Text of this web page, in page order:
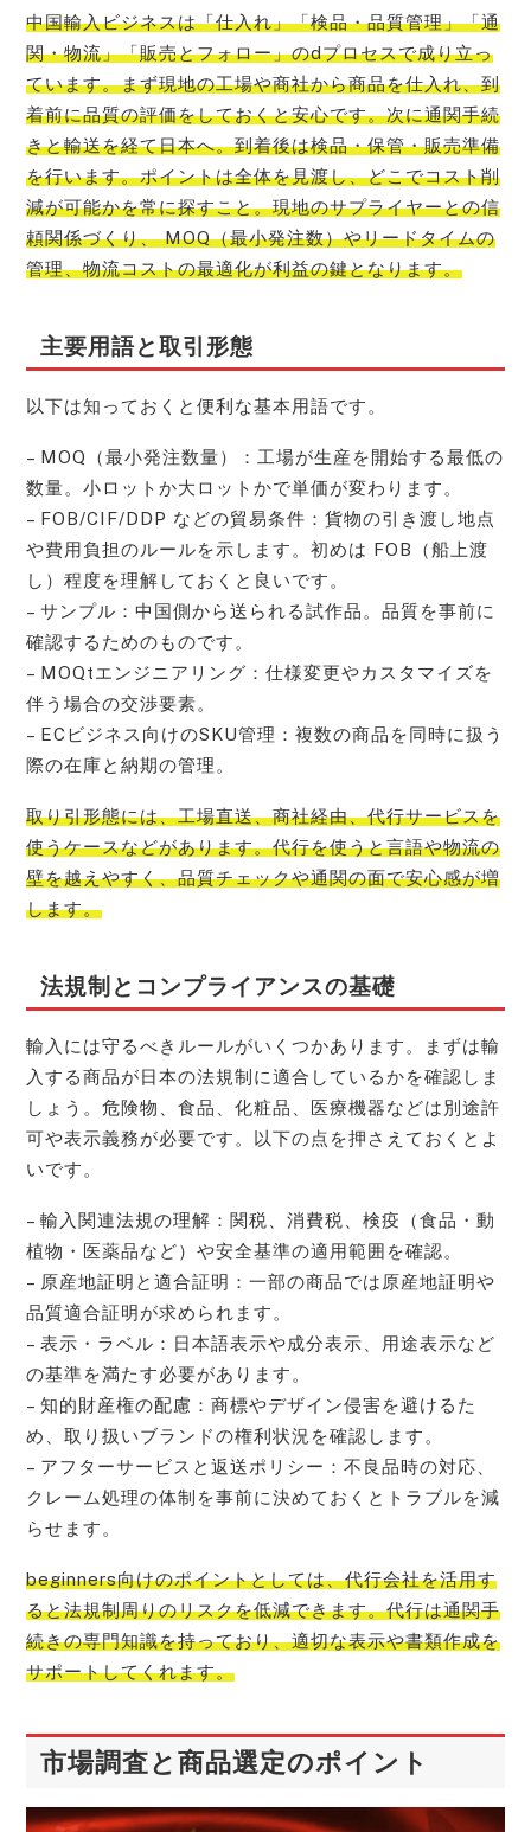
中国輸入ビジネスは「仕入れ」「検品・品質管理」「通
関・物流」「販売とフォロー」のdプロセスで成り立っ
ています。まず現地の工場や商社から商品を仕入れ、到
着前に品質の評価をしておくと安心です。次に通関手続
きと輸送を経て日本へ。到着後は検品・保管・販売準備
を行います。ポイントは全体を見渡し、どこでコスト削
減が可能かを常に探すこと。現地のサプライヤーとの信
頼関係づくり、 MOQ（最小発注数）やリードタイムの
管理、物流コストの最適化が利益の鍵となります。
主要用語と取引形態
以下は知っておくと便利な基本用語です。
– MOQ（最小発注数量）：工場が生産を開始する最低の
数量。小ロットか大ロットかで単価が変わります。
– FOB/CIF/DDP などの貿易条件：貨物の引き渡し地点
や費用負担のルールを示します。初めは FOB（船上渡
し）程度を理解しておくと良いです。
– サンプル：中国側から送られる試作品。品質を事前に
確認するためのものです。
– MOQtエンジニアリング：仕様変更やカスタマイズを
伴う場合の交渉要素。
– ECビジネス向けのSKU管理：複数の商品を同時に扱う
際の在庫と納期の管理。
取り引形態には、工場直送、商社経由、代行サービスを
使うケースなどがあります。代行を使うと言語や物流の
壁を越えやすく、品質チェックや通関の面で安心感が増
します。
法規制とコンプライアンスの基礎
輸入には守るべきルールがいくつかあります。まずは輸
入する商品が日本の法規制に適合しているかを確認しま
しょう。危険物、食品、化粧品、医療機器などは別途許
可や表示義務が必要です。以下の点を押さえておくとよ
いです。
– 輸入関連法規の理解：関税、消費税、検疫（食品・動
植物・医薬品など）や安全基準の適用範囲を確認。
– 原産地証明と適合証明：一部の商品では原産地証明や
品質適合証明が求められます。
– 表示・ラベル：日本語表示や成分表示、用途表示など
の基準を満たす必要があります。
– 知的財産権の配慮：商標やデザイン侵害を避けるた
め、取り扱いブランドの権利状況を確認します。
– アフターサービスと返送ポリシー：不良品時の対応、
クレーム処理の体制を事前に決めておくとトラブルを減
らせます。
beginners向けのポイントとしては、代行会社を活用す
ると法規制周りのリスクを低減できます。代行は通関手
続きの専門知識を持っており、適切な表示や書類作成を
サポートしてくれます。
市場調査と商品選定のポイント